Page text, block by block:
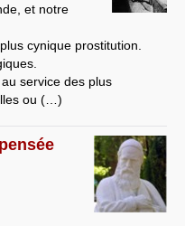
et notre
cynique prostitution.
service des plus
ou (…)